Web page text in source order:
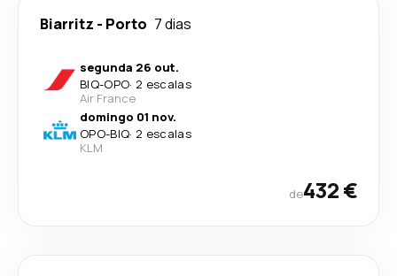
Biarritz - Porto 7 dias
segunda 26 out.
BIQ-OPO· 2 escalas
Air France
domingo 01 nov.
OPO-BIQ· 2 escalas
KLM
de432 €